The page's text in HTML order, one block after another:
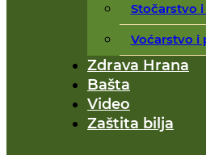
Stočarstvo
Voćarstvo i
Zdrava Hrana
Bašta
Video
Zaštita bilja